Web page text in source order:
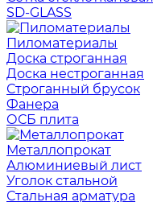
SD-GLASS
Пиломатериалы
Доска строганная
Доска нестроганная
Строганный брусок
Фанера
ОСБ плита
Металлопрокат
Алюминиевый лист
Уголок стальной
Стальная арматура